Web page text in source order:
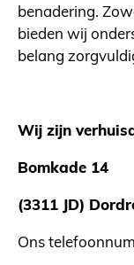
benadering.
bieden wij
belang
Wij zijn
Bomkade 14
(3311 JD)
Ons